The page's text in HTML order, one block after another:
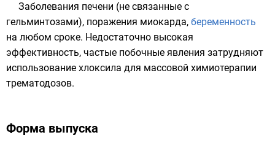
Заболевания печени (не связанные с
гельминтозами), поражения миокарда, беременность
на любом сроке. Недостаточно высокая
эффективность, частые побочные явления затрудняют
использование хлоксила для массовой химиотерапии
трематодозов.
Форма выпуска